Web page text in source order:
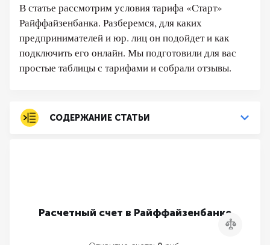
В статье рассмотрим условия тарифа «Старт»
Райффайзенбанка. Разберемся, для каких
предпринимателей и юр. лиц он подойдет и как
подключить его онлайн. Мы подготовили для вас
простые таблицы с тарифами и собрали отзывы.
СОДЕРЖАНИЕ СТАТЬИ
Расчетный счет в Райффайзенбанке
Сравнить